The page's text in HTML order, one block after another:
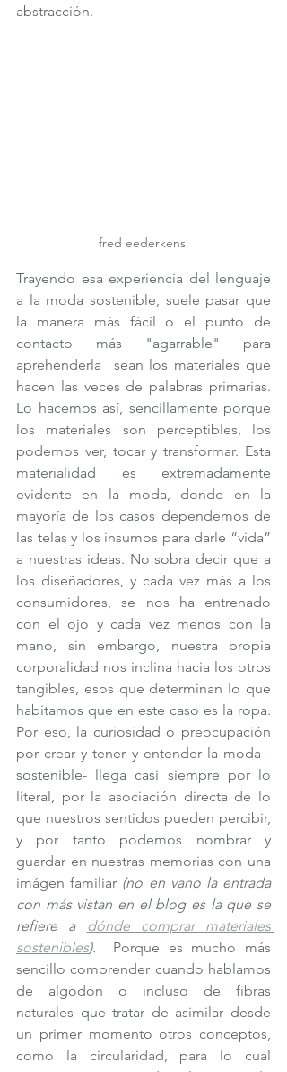
abstracción.
fred eederkens
Trayendo esa experiencia del lenguaje
a la moda sostenible, suele pasar que
la manera más fácil o el punto de
contacto más "agarrable" para
aprehenderla  sean los materiales que
hacen las veces de palabras primarias.
Lo hacemos así, sencillamente porque
los materiales son perceptibles, los
podemos ver, tocar y transformar. Esta
materialidad es extremadamente
evidente en la moda, donde en la
mayoría de los casos dependemos de
las telas y los insumos para darle “vida”
a nuestras ideas. No sobra decir que a
los diseñadores, y cada vez más a los
consumidores, se nos ha entrenado
con el ojo y cada vez menos con la
mano, sin embargo, nuestra propia
corporalidad nos inclina hacia los otros
tangibles, esos que determinan lo que
habitamos que en este caso es la ropa.
Por eso, la curiosidad o preocupación
por crear y tener y entender la moda -
sostenible- llega casi siempre por lo
literal, por la asociación directa de lo
que nuestros sentidos pueden percibir,
y por tanto podemos nombrar y
guardar en nuestras memorias con una
imágen familiar (no en vano la entrada
con más vistan en el blog es la que se
refiere a dónde comprar materiales
sostenibles).
  Porque es mucho más
sencillo comprender cuando hablamos
de algodón o incluso de fibras
naturales que tratar de asimilar desde
un primer momento otros conceptos,
como la circularidad, para lo cual